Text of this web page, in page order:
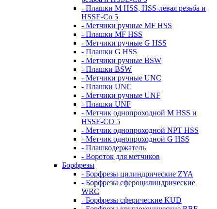
- Плашки M HSS, HSS-левая резьба и
HSSE-Co 5
- Метчики ручные MF HSS
- Плашки MF HSS
- Метчики ручные G HSS
- Плашки G HSS
- Метчики ручные BSW
- Плашки BSW
- Метчики ручные UNC
- Плашки UNC
- Метчики ручные UNF
- Плашки UNF
- Метчик однопроходной M HSS и
HSSE-CO 5
- Метчик однопроходной NPT HSS
- Метчик однопроходной G HSS
- Плашкодержатель
- Вороток для метчиков
Борфрезы
- Борфрезы цилиндрические ZYA
- Борфрезы сфероцилиндрические
WRC
- Борфрезы сферические KUD